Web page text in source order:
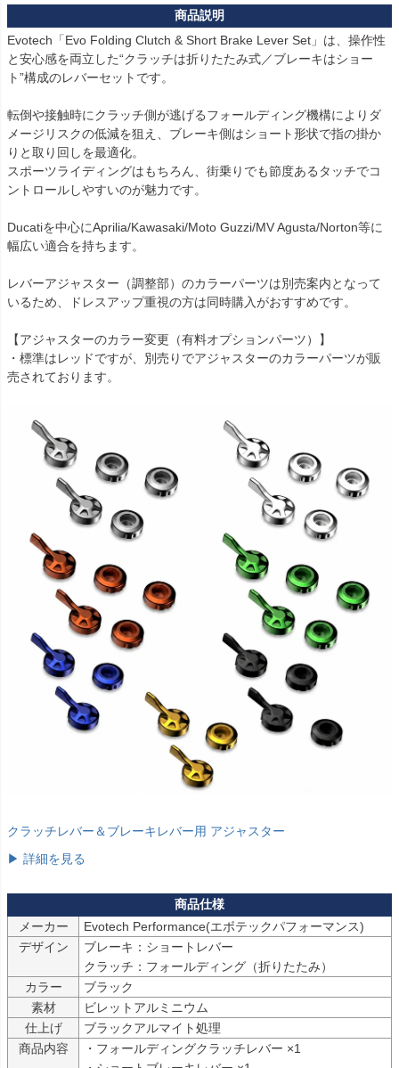
848  (2008-2013)用：PRN002407-002408-12
999  (2003-2006)用：PRN002407-002408-13
Diavel Strada  (2013-2015)用：PRN002407-002408-14
Diavel  (2011-2018)用：PRN002407-002408-15
Monster 1100 S  (2009-2015)用：PRN002407-002408-17
Monster 1100  (2009-2015)用：PRN002407-002408-18
Monster 1200 R  (2016-2019)用：PRN002407-002408-19
Monster 1200 S  (2014-2016)用：PRN002407-002408-20
Monster 1200  (2013-2016)用：PRN002407-002408-21
Multistrada 1200 Enduro  (2016-2018)用：PRN002407-002408-23
Multistrada 1200 Pikes Peak  (2016-2017)用：PRN002407-00240
Multistrada 1200 S D air (2015-2017)用：PRN002407-002408-25
Multistrada 1200 S Granturismo (2013-2014)用：PRN002407-002
Multistrada 1200 S Pikes Peak (2012-2014)用：PRN002407-0024
08-27
Multistrada 1200 S Touring (2010-2014)用：PRN002407-002408-
Multistrada 1200 S  (2015-2017)用：PRN002407-002408-29
Multistrada 1200  (2010-2014)用：PRN002407-002408-30
Multistrada 1200  (2015-2017)用：PRN002407-002408-31
Multistrada 1260 D/Air  (2018-2020)用：PRN002407-002408-32
Multistrada 1260 Pikes Peak  (2018-2020)用：PRN002407-00240
Multistrada 1260 S  (2018-2020)用：PRN002407-002408-34
Multistrada 1260  (2018-2020)用：PRN002407-002408-35
Panigale 1199 R  (2013-2017)用：PRN002407-002408-36
Panigale 1199 S  (2012-2015)用：PRN002407-002408-37
Panigale 1199 Tricolore S  (2012-2015)用：PRN002407-002408-3
Panigale 1199  (2012-2015)用：PRN002407-002408-39
Panigale 1299 S  (2015-2017)用：PRN002407-002408-40
Panigale 1299  (2015-2017)用：PRN002407-002408-41
Panigale 899  (2013-2015)用：PRN002407-002408-42
Panigale 959  (2016-2019)用：PRN002407-002408-43
Panigale 1299 R  (2017-2019)用：PRN002407-002408-44
Streetfighter 1098  (2009-2013)用：PRN002407-002408-45
XDiavel  (2016-2021)用：PRN002407-002408-48
Ninja H2R  (2015-)用：PRN002407-002408-49
Multistrada 1200 Enduro Pro  (2017-2018)用：PRN002407-00240
8-51
Multistrada 1260 Enduro Pro  (2019)用：PRN002407-002408-52
Ninja H2 Carbon (2017-2020)用：PRN002407-002408-53
RSV1000 Factory  (2004-2008)用：PRN002407-002408-54
Panigale 959 Corse  (2018-2019)用：PRN002407-002408-56
Panigale V4 S Corse  (2019-2020)用：PRN002407-002408-57
Panigale 1299 R FE (2017-2020)用：PRN002407-002408-58
Diavel Carbon  (2011-2018)用：PRN002407-002408-59
Evotech「Evo Folding Clutch & Short Brake Lever Set」は、操作性
と安心感を両立した“クラッチは折りたたみ式／ブレーキはショー
ト”構成のレバーセットです。
転倒や接触時にクラッチ側が逃げるフォールディング機構によりダ
メージリスクの低減を狙え、ブレーキ側はショート形状で指の掛か
りと取り回しを最適化。
スポーツライディングはもちろん、街乗りでも節度あるタッチでコ
ントロールしやすいのが魅力です。
Ducatiを中心にAprilia/Kawasaki/Moto Guzzi/MV Agusta/Norton等に
幅広い適合を持ちます。
レバーアジャスター（調整部）のカラーパーツは別売案内となって
いるため、ドレスアップ重視の方は同時購入がおすすめです。
【アジャスターのカラー変更（有料オプションパーツ）】
・標準はレッドですが、別売りでアジャスターのカラーパーツが販
クラッチレバー＆ブレーキレバー用 アジャスター
▶ 詳細を見る
メーカー
Evotech Performance(エボテックパフォーマンス)
デザイン
ブレーキ：ショートレバー
クラッチ：フォールディング（折りたたみ）
カラー
ブラック
素材
ビレットアルミニウム
仕上げ
ブラックアルマイト処理
商品内容
・フォールディングクラッチレバー ×1